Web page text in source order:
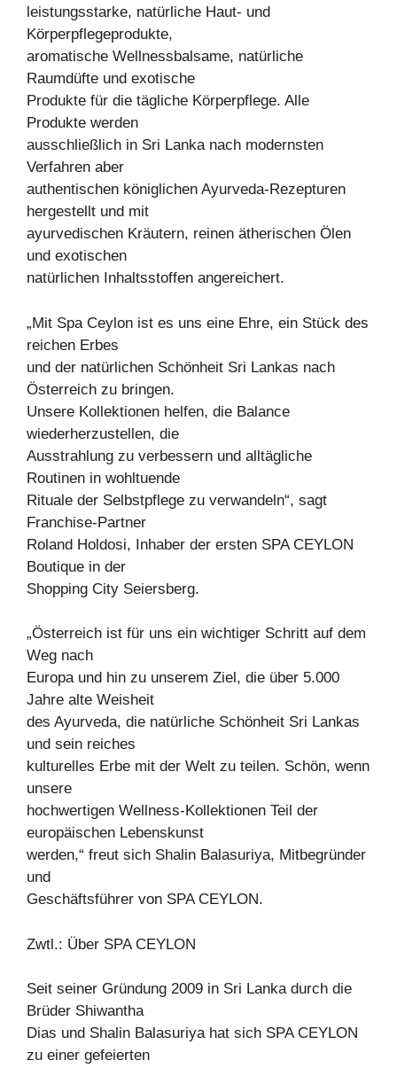
leistungsstarke, natürliche Haut- und
Körperpflegeprodukte,
aromatische Wellnessbalsame, natürliche
Raumdüfte und exotische
Produkte für die tägliche Körperpflege. Alle
Produkte werden
ausschließlich in Sri Lanka nach modernsten
Verfahren aber
authentischen königlichen Ayurveda-Rezepturen
hergestellt und mit
ayurvedischen Kräutern, reinen ätherischen Ölen
und exotischen
natürlichen Inhaltsstoffen angereichert.
„Mit Spa Ceylon ist es uns eine Ehre, ein Stück des
reichen Erbes
und der natürlichen Schönheit Sri Lankas nach
Österreich zu bringen.
Unsere Kollektionen helfen, die Balance
wiederherzustellen, die
Ausstrahlung zu verbessern und alltägliche
Routinen in wohltuende
Rituale der Selbstpflege zu verwandeln“, sagt
Franchise-Partner
Roland Holdosi, Inhaber der ersten SPA CEYLON
Boutique in der
Shopping City Seiersberg.
„Österreich ist für uns ein wichtiger Schritt auf dem
Weg nach
Europa und hin zu unserem Ziel, die über 5.000
Jahre alte Weisheit
des Ayurveda, die natürliche Schönheit Sri Lankas
und sein reiches
kulturelles Erbe mit der Welt zu teilen. Schön, wenn
unsere
hochwertigen Wellness-Kollektionen Teil der
europäischen Lebenskunst
werden,“ freut sich Shalin Balasuriya, Mitbegründer
und
Geschäftsführer von SPA CEYLON.
Zwtl.: Über SPA CEYLON
Seit seiner Gründung 2009 in Sri Lanka durch die
Brüder Shiwantha
Dias und Shalin Balasuriya hat sich SPA CEYLON
zu einer gefeierten